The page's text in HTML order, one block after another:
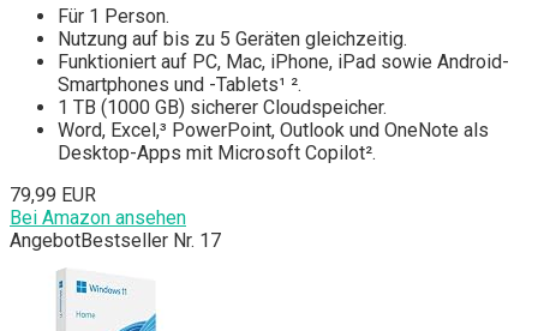
Für 1 Person.
Nutzung auf bis zu 5 Geräten gleichzeitig.
Funktioniert auf PC, Mac, iPhone, iPad sowie Android-
Smartphones und -Tablets¹ ².
1 TB (1000 GB) sicherer Cloudspeicher.
Word, Excel,³ PowerPoint, Outlook und OneNote als
Desktop-Apps mit Microsoft Copilot².
79,99 EUR
Bei Amazon ansehen
AngebotBestseller Nr. 17